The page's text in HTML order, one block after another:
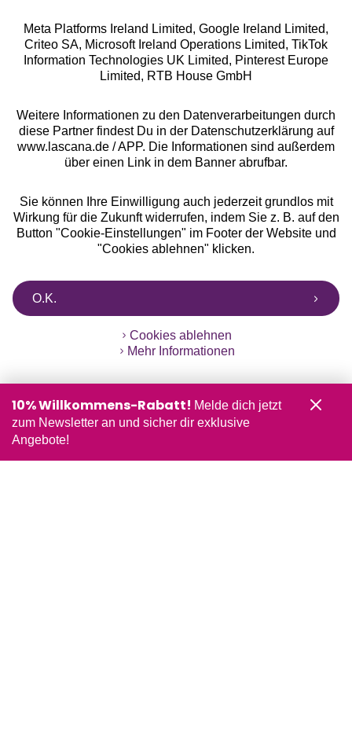
Alle Preise inkl. MwSt., zzgl.
Versandkosten
** Bonität vorausgesetzt, berechtigt zur Bonitätsprüfung
Meta Platforms Ireland Limited, Google Ireland Limited,
Criteo SA, Microsoft Ireland Operations Limited, TikTok
Information Technologies UK Limited, Pinterest Europe
Limited, RTB House GmbH
Weitere Informationen zu den Datenverarbeitungen durch
diese Partner findest Du in der Datenschutzerklärung auf
www.lascana.de / APP. Die Informationen sind außerdem
über einen Link in dem Banner abrufbar.
Sie können Ihre Einwilligung auch jederzeit grundlos mit
Wirkung für die Zukunft widerrufen, indem Sie z. B. auf den
Button "Cookie-Einstellungen" im Footer der Website und
"Cookies ablehnen" klicken.
O.K.
Cookies ablehnen
Mehr Informationen
10% Willkommens-Rabatt! Melde dich jetzt
zum Newsletter an und sicher dir exklusive
Angebote!